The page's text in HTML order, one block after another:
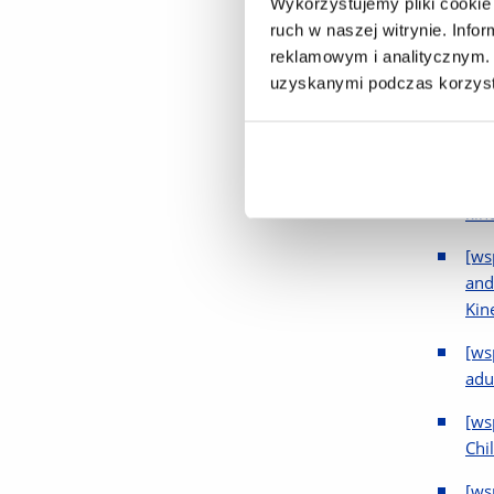
ruch w naszej witrynie.
reklamowym i
uzyskanymi podczas
Content